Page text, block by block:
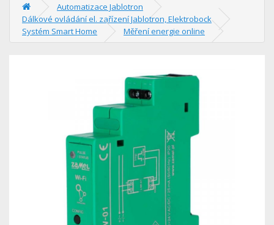
Automatizace Jablotron
Dálkové ovládání el. zařízení Jablotron, Elektrobock
Systém Smart Home
Měření energie online